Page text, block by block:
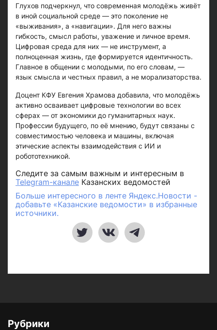
Глухов подчеркнул, что современная молодёжь живёт
в иной социальной среде — это поколение не
«выживания», а «навигации». Для него важны
гибкость, смысл работы, уважение и личное время.
Цифровая среда для них — не инструмент, а
полноценная жизнь, где формируется идентичность.
Главное в общении с молодыми, по его словам, —
язык смысла и честных правил, а не морализаторства.
Доцент КФУ Евгения Храмова добавила, что молодёжь
активно осваивает цифровые технологии во всех
сферах — от экономики до гуманитарных наук.
Профессии будущего, по её мнению, будут связаны с
совместимостью человека и машины, включая
этические аспекты взаимодействия с ИИ и
робототехникой.
Следите за самым важным и интересным в
Telegram-канале Казанских ведомостей
Больше интересного в ленте Яндекс.Новости -
добавьте «Казанские ведомости» в избранные
источники.
Рубрики